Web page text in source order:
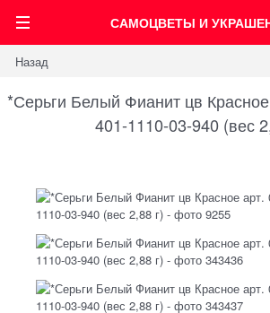
САМОЦВЕТЫ И
Назад
*Серьги Белый Фианит цв
401-1110-03-940 (вес